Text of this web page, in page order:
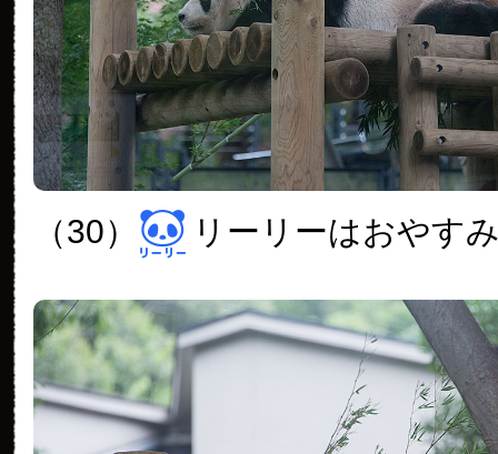
（30） リーリーはおやす